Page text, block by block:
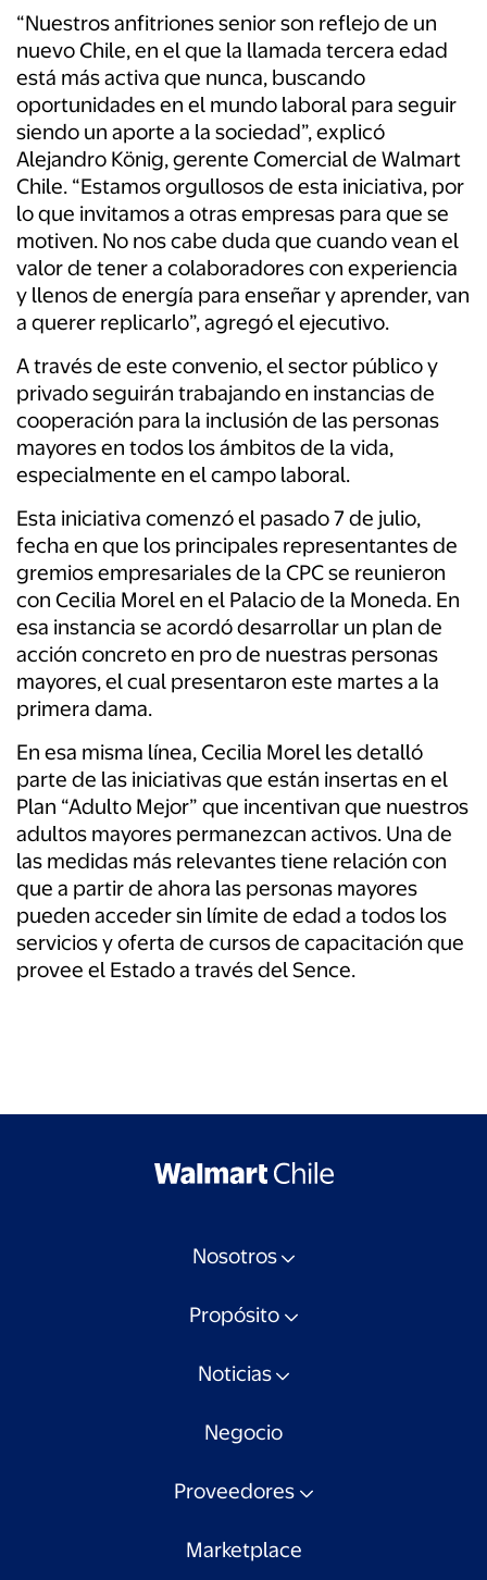
“Nuestros anfitriones senior son reflejo de un
nuevo Chile, en el que la llamada tercera edad
está más activa que nunca, buscando
oportunidades en el mundo laboral para seguir
siendo un aporte a la sociedad”, explicó
Alejandro König, gerente Comercial de Walmart
Chile. “Estamos orgullosos de esta iniciativa, por
lo que invitamos a otras empresas para que se
motiven. No nos cabe duda que cuando vean el
valor de tener a colaboradores con experiencia
y llenos de energía para enseñar y aprender, van
a querer replicarlo”, agregó el ejecutivo.
A través de este convenio, el sector público y
privado seguirán trabajando en instancias de
cooperación para la inclusión de las personas
mayores en todos los ámbitos de la vida,
especialmente en el campo laboral.
Esta iniciativa comenzó el pasado 7 de julio,
fecha en que los principales representantes de
gremios empresariales de la CPC se reunieron
con Cecilia Morel en el Palacio de la Moneda. En
esa instancia se acordó desarrollar un plan de
acción concreto en pro de nuestras personas
mayores, el cual presentaron este martes a la
primera dama.
En esa misma línea, Cecilia Morel les detalló
parte de las iniciativas que están insertas en el
Plan “Adulto Mejor” que incentivan que nuestros
adultos mayores permanezcan activos. Una de
las medidas más relevantes tiene relación con
que a partir de ahora las personas mayores
pueden acceder sin límite de edad a todos los
servicios y oferta de cursos de capacitación que
provee el Estado a través del Sence.
Nosotros
Propósito
Noticias
Negocio
Proveedores
Marketplace